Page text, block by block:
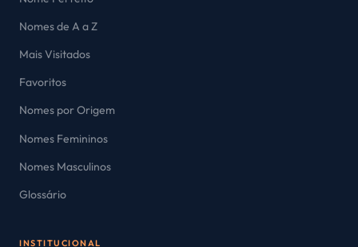
Nomes de A a Z
Mais Visitados
Favoritos
Nomes por Origem
Nomes Femininos
Nomes Masculinos
Glossário
INSTITUCIONAL